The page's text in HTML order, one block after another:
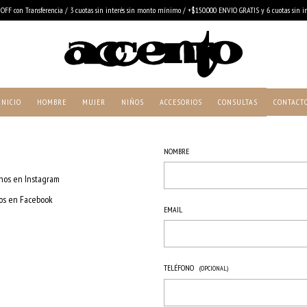
con Transferencia / 3 cuotas sin interés sin monto mínimo / +$150.000 ENVIO GRATIS y 6 cuotas sin
HOMBRE MUJER NIÑOS ACCESORIOS CONSULTAS
en Instagram
en Facebook
NOMBRE
EMAIL
TELÉFONO (OPCIONAL)